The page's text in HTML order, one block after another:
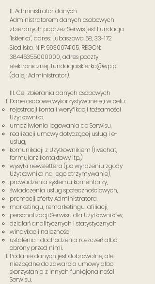
II. Administrator danych
Administratorem danych osobowych
zbieranych poprzez Serwis jest Fundacja
"Iskierka", adres: Lubaszowa 58, 33-172
Siedliska, NIP:9930674105, REGON:
38446355000000, adres poczty
elektronicznej:fundacjaiskierka@wp.pl
(dalej: Administrator).
III. Cel zbierania danych osobowych
Dane osobowe wykorzystywane są w celu:
rejestracji konta i weryfikacji tożsamości
Użytkownika,
umożliwienia logowania do Serwisu,
realizacji umowy dotyczącej usług i e-
usług,
komunikacji z Użytkownikiem (livechat,
formularz kontaktowy itp.)
wysyłki newslettera (po wyrażeniu zgody
Użytkownika na jego otrzymywanie),
prowadzenia systemu komentarzy,
świadczenia usług społecznościowych,
promocji oferty Administratora,
marketingu, remarketingu, afiliacji,
personalizacji Serwisu dla Użytkowników,
działań analitycznych i statystycznych,
windykacji należności,
ustalenia i dochodzenia roszczeń albo
obrony przed nimi.
Podanie danych jest dobrowolne, ale
niezbędne do zawarcia umowy albo
skorzystania z innych funkcjonalności
Serwisu.